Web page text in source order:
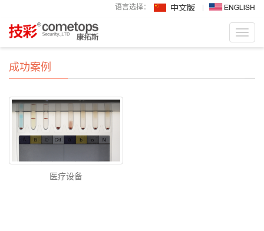
语言选择：
成功案例
医疗设备